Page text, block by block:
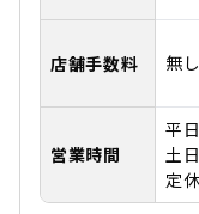
店舗手数料 無し
営業時間
平
土
定